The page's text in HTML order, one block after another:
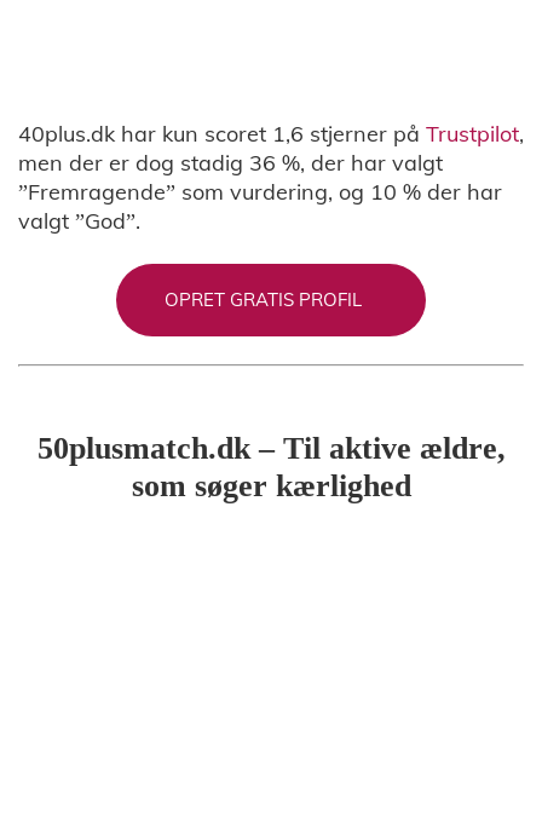
40plus.dk har kun scoret 1,6 stjerner på Trustpilot,
men der er dog stadig 36 %, der har valgt
”Fremragende” som vurdering, og 10 % der har
valgt ”God”.
OPRET GRATIS PROFIL
50plusmatch.dk – Til aktive ældre,
som søger kærlighed